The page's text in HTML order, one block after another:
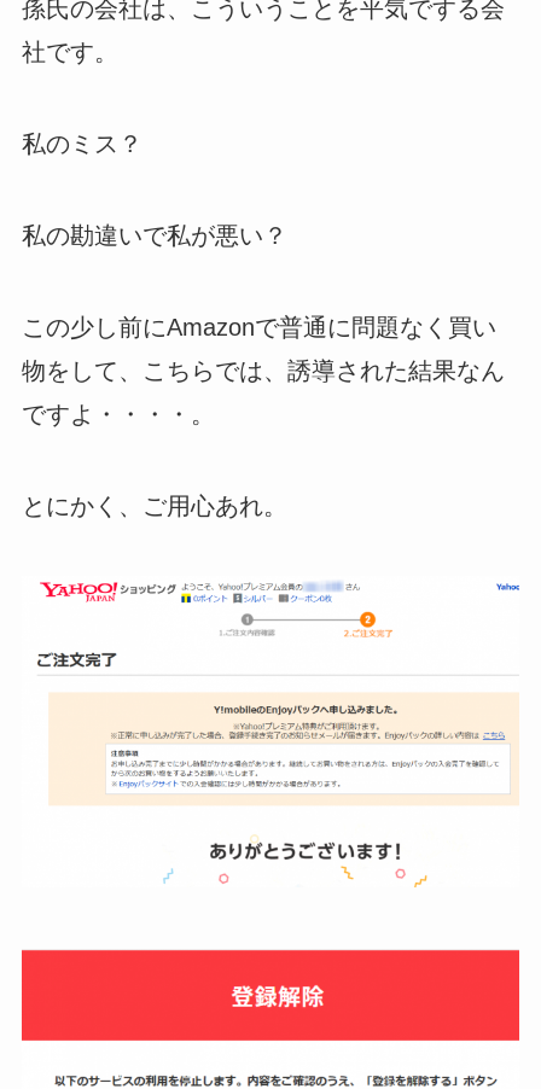
孫氏の会社は、こういうことを平気でする会
社です。
私のミス？
私の勘違いで私が悪い？
この少し前にAmazonで普通に問題なく買い
物をして、こちらでは、誘導された結果なん
ですよ・・・・。
とにかく、ご用心あれ。